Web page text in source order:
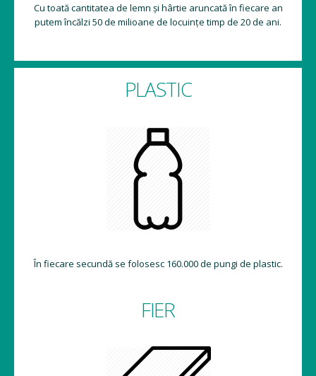
Cu toată cantitatea de lemn și hârtie aruncată în fiecare an
putem încălzi 50 de milioane de locuințe timp de 20 de ani.
PLASTIC
În fiecare secundă se folosesc 160.000 de pungi de plastic.
FIER